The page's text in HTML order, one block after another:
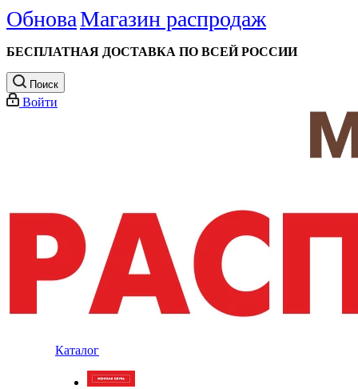
ОбноваМагазин распродаж
БЕСПЛАТНАЯ ДОСТАВКА ПО ВСЕЙ РОССИИ
Поиск
Войти
Каталог